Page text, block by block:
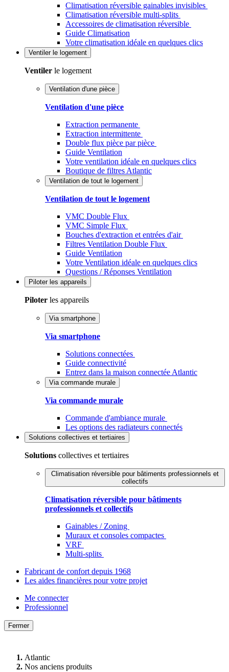
Climatisation réversible gainables invisibles
Climatisation réversible multi-splits
Accessoires de climatisation réversible
Guide Climatisation
Votre climatisation idéale en quelques clics
Ventiler le logement
Ventiler le logement
Ventilation d'une pièce
Ventilation d'une pièce
Extraction permanente
Extraction intermittente
Double flux pièce par pièce
Guide Ventilation
Votre ventilation idéale en quelques clics
Boutique de filtres Atlantic
Ventilation de tout le logement
Ventilation de tout le logement
VMC Double Flux
VMC Simple Flux
Bouches d'extraction et entrées d'air
Filtres Ventilation Double Flux
Guide Ventilation
Votre Ventilation idéale en quelques clics
Questions / Réponses Ventilation
Piloter les appareils
Piloter les appareils
Via smartphone
Via smartphone
Solutions connectées
Guide connectivité
Entrez dans la maison connectée Atlantic
Via commande murale
Via commande murale
Commande d'ambiance murale
Les options des radiateurs connectés
Solutions collectives et tertiaires
Solutions collectives et tertiaires
Climatisation réversible pour bâtiments professionnels et
collectifs
Climatisation réversible pour bâtiments
professionnels et collectifs
Gainables / Zoning
Muraux et consoles compactes
VRF
Multi-splits
Fabricant de confort depuis 1968
Les aides financières pour votre projet
Me connecter
Professionnel
Fermer
Atlantic
Nos anciens produits